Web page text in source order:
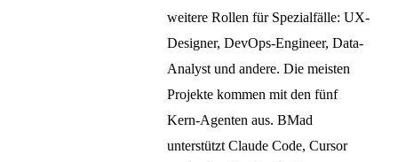
weitere Rollen für Spezialfälle: UX-
Designer, DevOps-Engineer, Data-
Analyst und andere. Die meisten
Projekte kommen mit den fünf
Kern-Agenten aus. BMad
unterstützt Claude Code, Cursor